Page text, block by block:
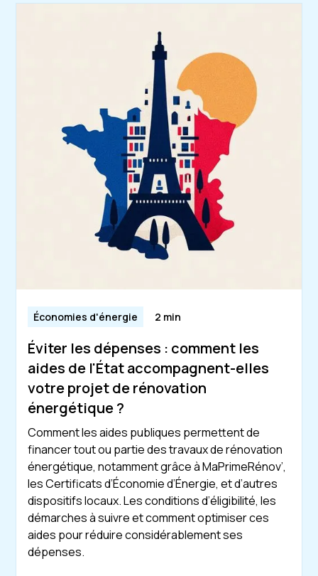
Économies d'énergie 2 min
Éviter les dépenses : comment les
aides de l'État accompagnent-elles
votre projet de rénovation
énergétique ?
Comment les aides publiques permettent de
financer tout ou partie des travaux de rénovation
énergétique, notamment grâce à MaPrimeRénov’,
les Certificats d’Économie d’Énergie, et d’autres
dispositifs locaux. Les conditions d’éligibilité, les
démarches à suivre et comment optimiser ces
aides pour réduire considérablement ses
dépenses.